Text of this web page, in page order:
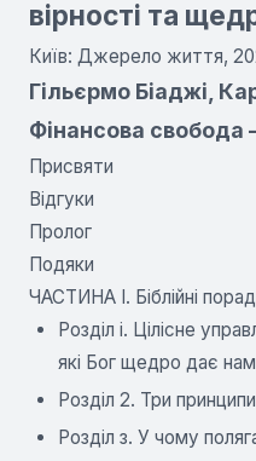
вірності та
Київ: Джерело життя,
Гільєрмо Біаджі,
Фінансова свобода
Присвяти
Відгуки
Пролог
Подяки
ЧАСТИНА І. Біблійні
Розділ і. Цілісне
які Бог щедро дає нам
Розділ 2. Три
Розділ з. У чому